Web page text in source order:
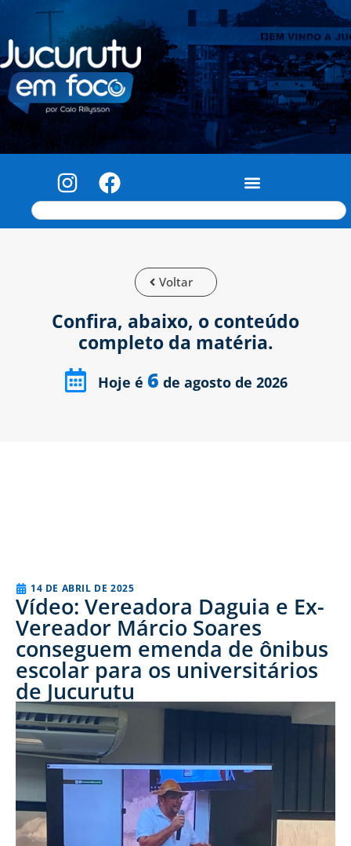
Voltar
Confira, abaixo, o conteúdo
completo da matéria.
Hoje é 6 de agosto de 2026
14 DE ABRIL DE 2025
Vídeo: Vereadora Daguia e Ex-
Vereador Márcio Soares
conseguem emenda de ônibus
escolar para os universitários
de Jucurutu